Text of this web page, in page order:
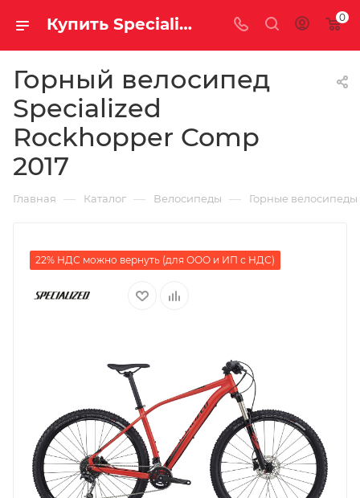
Купить Specialized Rockhopper Comp 2017 за рублей, а со скидкой 0
Горный велосипед
Specialized
Rockhopper Comp
2017
Главная — Каталог — Велосипеды — Горные велосипеды
22% НДС можно вернуть (для ООО и ИП с НДС)